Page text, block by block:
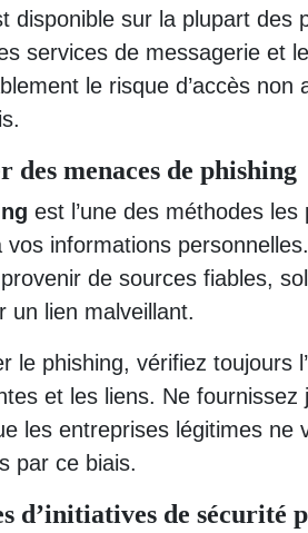
disponible sur la plupart
services de messagerie et
le risque d’accès
des menaces de phishing
est l’une des méthodes
vos informations
de sources fiables,
un lien malveillant.
le phishing, vérifiez toujours
et les liens. Ne
les entreprises légitimes
par ce biais.
d’initiatives de sécurité